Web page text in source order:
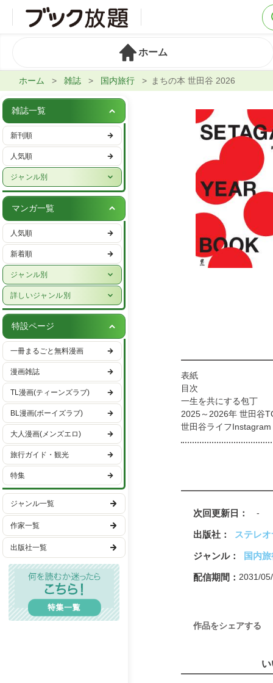
ホーム
ホーム 雑誌 国内旅行 まちの本 世田谷 2026
雑誌一覧
新刊順
人気順
ジャンル別
週刊誌
実話・娯楽
ビジネス・IT・マネー
女性ファッション・美容
女性ライフスタイル・健康
グルメ・レシピ
車・バイク
趣味・エンタメ
スポーツ・アウトドア
男性ライフスタイル
国内旅行
海外旅行
マンガ一覧
人気順
新着順
ジャンル別
少年漫画
青年漫画
少女漫画
女性漫画
詳しいジャンル別
ハーレクイン
恋愛・ラブコメ
ヒューマンドラマ
バトル・アクション
ファンタジー・SF
異世界・転生
ミステリー・サスペンス
ホラー
日常
ギャグ・コメディー
スポーツ
歴史・時代
TL(ティーンズラブ)
レディコミ
BL(ボーイズラブ)
特設ページ
一冊まるごと無料漫画
漫画雑誌
TL漫画(ティーンズラブ)
BL漫画(ボーイズラブ)
大人漫画(メンズエロ)
旅行ガイド・観光
特集
ジャンル一覧
作家一覧
出版社一覧
表紙
目次
一生を共にする包丁
2025～2026年 世田谷
世田谷ライフInstagram
グルメTOPICS スパイ
世田谷ライフ編集部が
第2章CONNECT
電鉄が思い描く、この
このまちに似合う家を
EDITORSの本「老化
世田谷に残る傑作建築
次回更新日 -
出版社 ステレ
ジャンル 国内
配信期間 2031/
作品をシェアする